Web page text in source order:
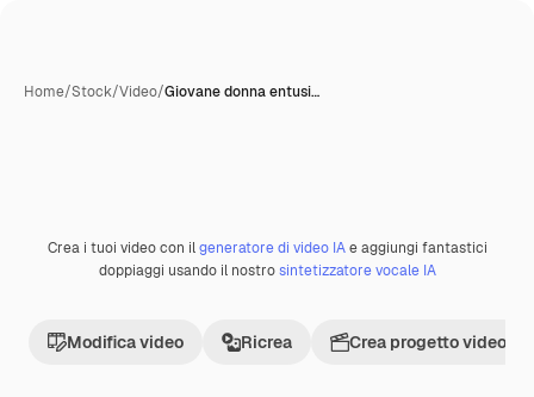
Home/Stock/Video/Giovane donna entusi…
Premium
Crea i tuoi video con ilgeneratore di video IAe aggiungi fantastici
doppiaggi usando il nostrosintetizzatore vocale IA
Modifica video Ricrea Crea progetto video